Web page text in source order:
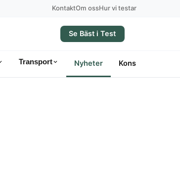
KontaktOm ossHur vi testar
Se Bäst i Test
Transport Nyheter